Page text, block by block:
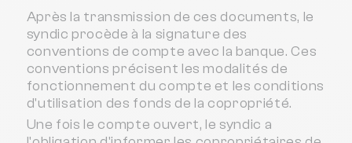
Après la transmission de ces documents, le
syndic procède à la signature des
conventions de compte avec la banque. Ces
conventions précisent les modalités de
fonctionnement du compte et les conditions
d'utilisation des fonds de la copropriété.
Une fois le compte ouvert, le syndic a